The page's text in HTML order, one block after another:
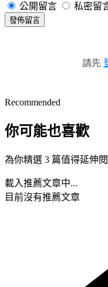
公開留言 私密留
發佈留言
請先
Recommended
你可能也喜歡
為你精選 3 篇值得延伸
載入推薦文章中...
目前沒有推薦文章